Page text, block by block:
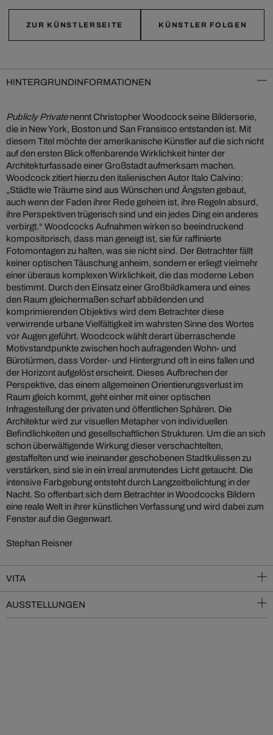
ZUR KÜNSTLERSEITE KÜNSTLER FOLGEN
HINTERGRUNDINFORMATIONEN
Publicly Privatenennt Christopher Woodcock seine Bilderserie,
die in New York, Boston und San Fransisco entstanden ist. Mit
diesem Titel möchte der amerikanische Künstler auf die sich nicht
auf den ersten Blick offenbarende Wirklichkeit hinter der
Architekturfassade einer Großstadt aufmerksam machen.
Woodcock zitiert hierzu den italienischen Autor Italo Calvino:
„Städte wie Träume sind aus Wünschen und Ängsten gebaut,
auch wenn der Faden ihrer Rede geheim ist, ihre Regeln absurd,
ihre Perspektiven trügerisch sind und ein jedes Ding ein anderes
verbirgt.“ Woodcocks Aufnahmen wirken so beeindruckend
kompositorisch, dass man geneigt ist, sie für raffinierte
Fotomontagen zu halten, was sie nicht sind. Der Betrachter fällt
keiner optischen Täuschung anheim, sondern er erliegt vielmehr
einer überaus komplexen Wirklichkeit, die das moderne Leben
bestimmt. Durch den Einsatz einer Großbildkamera und eines
den Raum gleichermaßen scharf abbildenden und
komprimierenden Objektivs wird dem Betrachter diese
verwirrende urbane Vielfältigkeit im wahrsten Sinne des Wortes
vor Augen geführt. Woodcock wählt derart überraschende
Motivstandpunkte zwischen hoch aufragenden Wohn- und
Bürotürmen, dass Vorder- und Hintergrund oft in eins fallen und
der Horizont aufgelöst erscheint. Dieses Aufbrechen der
Perspektive, das einem allgemeinen Orientierungsverlust im
Raum gleich kommt, geht einher mit einer optischen
Infragestellung der privaten und öffentlichen Sphären. Die
Architektur wird zur visuellen Metapher von individuellen
Befindlichkeiten und gesellschaftlichen Strukturen. Um die an sich
schon überwältigende Wirkung dieser verschachtelten,
gestaffelten und wie ineinander geschobenen Stadtkulissen zu
verstärken, sind sie in ein irreal anmutendes Licht getaucht. Die
intensive Farbgebung entsteht durch Langzeitbelichtung in der
Nacht. So offenbart sich dem Betrachter in Woodcocks Bildern
eine reale Welt in ihrer künstlichen Verfassung und wird dabei zum
Fenster auf die Gegenwart.
Stephan Reisner
VITA
AUSSTELLUNGEN